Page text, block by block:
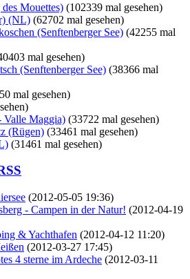
Mouettes) (102339 mal gesehen)
(NL) (62702 mal gesehen)
(Senftenberger See) (42255 mal
mal gesehen)
(Senftenberger See) (38366 mal
mal gesehen)
Valle Maggia) (33722 mal gesehen)
(Rügen) (33461 mal gesehen)
(31461 mal gesehen)
(2012-05-05 19:36)
- Campen in der Natur! (2012-04-19
& Yachthafen (2012-04-12 11:20)
(2012-03-27 17:45)
4 sterne im Ardeche (2012-03-11